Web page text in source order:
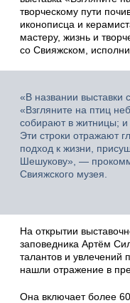
творческому пути
иконописца и
мастеру, жизнь и
со Свияжском,
«В названии выставки
«Взгляните на птиц
собирают в житницы;
Эти строки отражают
подход к жизни,
Шешукову», —
Свияжского музея.
На открытии
заповедника Артём
талантов и увлечений
нашли отражение в
Она включает более